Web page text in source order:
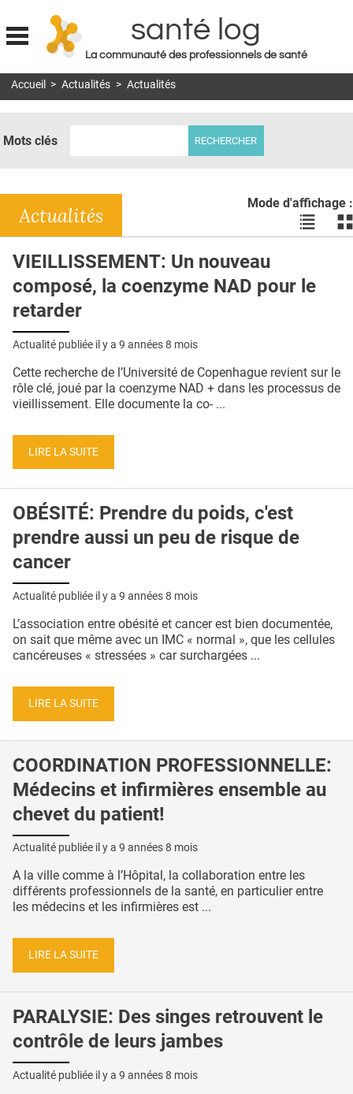
Jump to navigation
santé log
La communauté des professionnels de santé
MON COMPTE
DOSSIERS
RÉSEAUX
E-REVUE SAD
L'APP
PUBLICITÉ
CONTACT
Accueil > Actualités > Actualités
Mots clés
Mode d'affichage :
Voir
les
liste
les
Actualités
VIEILLISSEMENT: Un nouveau
composé, la coenzyme NAD pour le
retarder
Actualité publiée il y a 9 années 8 mois
Cette recherche de l’Université de Copenhague revient sur le
rôle clé, joué par la coenzyme NAD + dans les processus de
vieillissement. Elle documente la co- ...
LIRE LA SUITE
OBÉSITÉ: Prendre du poids, c'est
prendre aussi un peu de risque de
cancer
Actualité publiée il y a 9 années 8 mois
L’association entre obésité et cancer est bien documentée,
on sait que même avec un IMC « normal », que les cellules
cancéreuses « stressées » car surchargées ...
LIRE LA SUITE
COORDINATION PROFESSIONNELLE:
Médecins et infirmières ensemble au
chevet du patient!
Actualité publiée il y a 9 années 8 mois
A la ville comme à l’Hôpital, la collaboration entre les
différents professionnels de la santé, en particulier entre
les médecins et les infirmières est ...
LIRE LA SUITE
PARALYSIE: Des singes retrouvent le
contrôle de leurs jambes
Actualité publiée il y a 9 années 8 mois